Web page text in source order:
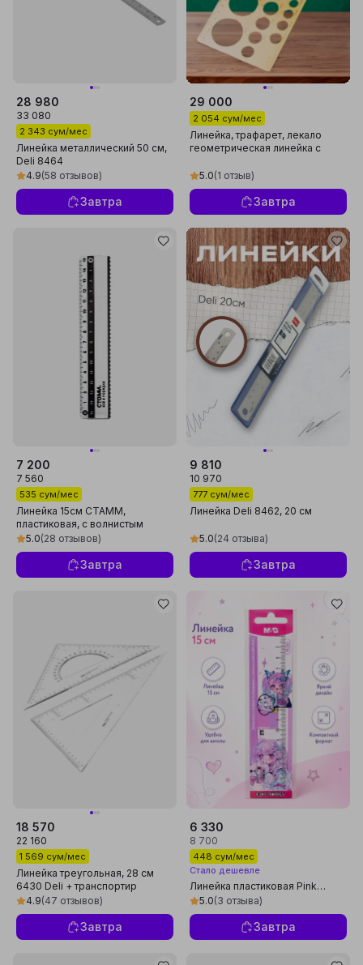
28 980
33 080
2 343 сум/мес
Линейка металлический 50 см,
Deli 8464
4.9(58 отзывов)
Завтра
29 000
2 054 сум/мес
Линейка, трафарет, лекало
геометрическая линейка с
рисования лекала
5.0(1 отзыв)
Завтра
7 200
7 560
535 сум/мес
Линейка 15см СТАММ,
пластиковая, с волнистым
краем, двойная шкала,
ЛН-30485
5.0(28 отзывов)
Завтра
9 810
10 970
777 сум/мес
Линейка Deli 8462, 20 см
5.0(24 отзыва)
Завтра
18 570
22 160
1 569 сум/мес
Линейка треугольная, 28 см
6430 Deli + транспортир
4.9(47 отзывов)
Завтра
6 330
8 700
448 сум/мес
Стало дешевле
Линейка пластиковая Pink
Fantasy, 15 см M&G ARL960EA
5.0(3 отзыва)
Завтра